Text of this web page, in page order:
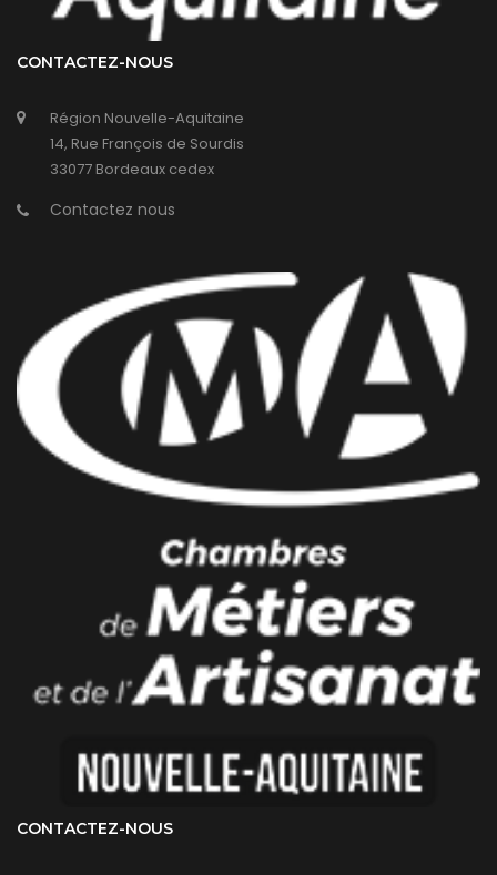
CONTACTEZ-NOUS
Région Nouvelle-Aquitaine
14, Rue François de Sourdis
33077 Bordeaux cedex
Contactez nous
CONTACTEZ-NOUS